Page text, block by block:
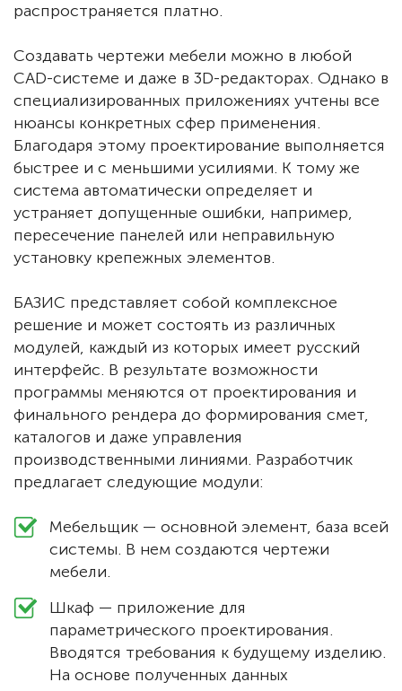
распространяется платно.
Создавать чертежи мебели можно в любой
CAD-системе и даже в 3D-редакторах. Однако в
специализированных приложениях учтены все
нюансы конкретных сфер применения.
Благодаря этому проектирование выполняется
быстрее и с меньшими усилиями. К тому же
система автоматически определяет и
устраняет допущенные ошибки, например,
пересечение панелей или неправильную
установку крепежных элементов.
БАЗИС представляет собой комплексное
решение и может состоять из различных
модулей, каждый из которых имеет русский
интерфейс. В результате возможности
программы меняются от проектирования и
финального рендера до формирования смет,
каталогов и даже управления
производственными линиями. Разработчик
предлагает следующие модули:
Мебельщик — основной элемент, база всей
системы. В нем создаются чертежи
мебели.
Шкаф — приложение для
параметрического проектирования.
Вводятся требования к будущему изделию.
На основе полученных данных